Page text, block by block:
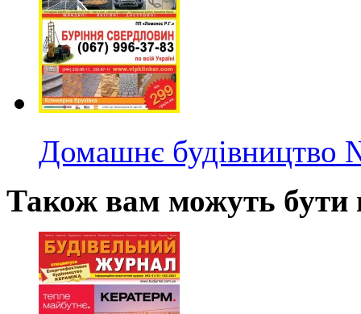
Домашнє будівництво
Також вам можуть бути